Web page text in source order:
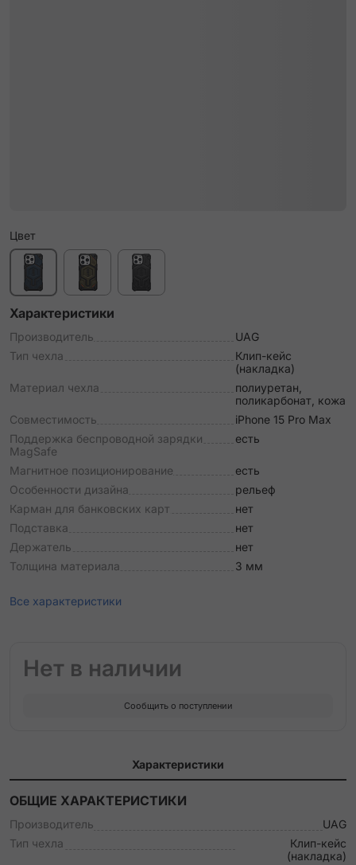
Цвет
Характеристики
Производитель
UAG
Тип чехла
Клип-кейс
(накладка)
Материал чехла
полиуретан,
поликарбонат, кожа
Совместимость
iPhone 15 Pro Max
Поддержка беспроводной зарядки
MagSafe
есть
Магнитное позиционирование
есть
Особенности дизайна
рельеф
Карман для банковских карт
нет
Подставка
нет
Держатель
нет
Толщина материала
3 мм
Все характеристики
Нет в наличии
Сообщить о поступлении
Характеристики
ОБЩИЕ ХАРАКТЕРИСТИКИ
Производитель
UAG
Тип чехла
Клип-кейс
(накладка)